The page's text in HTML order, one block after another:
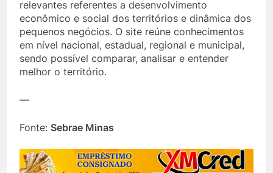
relevantes referentes a desenvolvimento
econômico e social dos territórios e dinâmica dos
pequenos negócios. O site reúne conhecimentos
em nível nacional, estadual, regional e municipal,
sendo possível comparar, analisar e entender
melhor o território.
—
Fonte: Sebrae Minas